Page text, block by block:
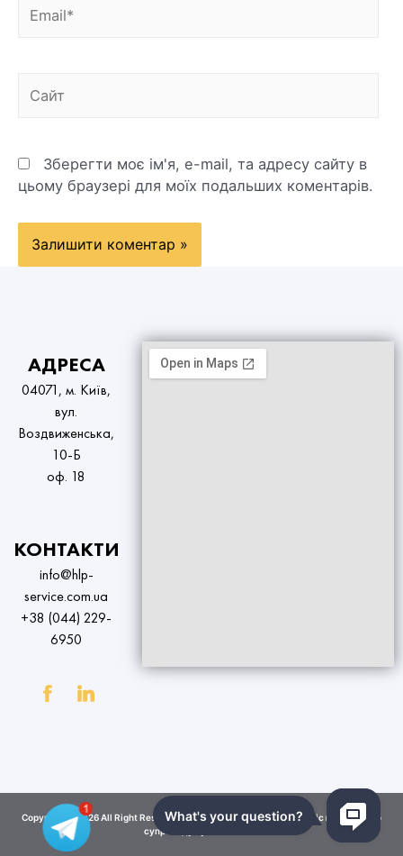
Зберегти моє ім'я, e-mail, та адресу сайту в
цьому браузері для моїх подальших коментарів.
АДРЕСА
04071, м. Київ,
вул.
Воздвиженська,
10-Б
оф. 18
КОНТАКТИ
info@hlp-
service.com.ua
+38 (044) 229-
6950
Copyright © 2026 All Right Reserved. Home Legal Protection - Сервіс юридичного
супроводу купівлі житла